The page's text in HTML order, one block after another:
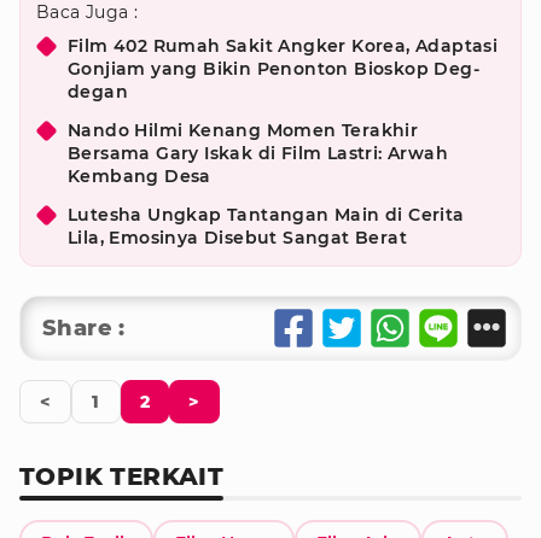
Baca Juga :
Film 402 Rumah Sakit Angker Korea, Adaptasi
Gonjiam yang Bikin Penonton Bioskop Deg-
degan
Nando Hilmi Kenang Momen Terakhir
Bersama Gary Iskak di Film Lastri: Arwah
Kembang Desa
Lutesha Ungkap Tantangan Main di Cerita
Lila, Emosinya Disebut Sangat Berat
Share :
< 1 2 >
TOPIK TERKAIT